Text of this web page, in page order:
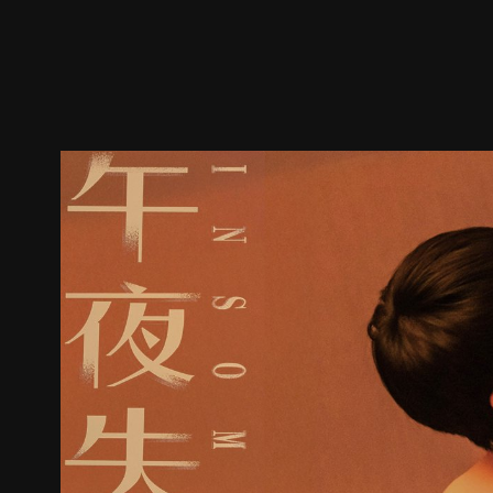
預告 劇照 劇情介紹